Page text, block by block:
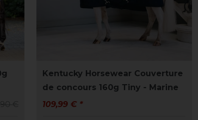
Kentucky Horsewear Couverture
de concours 160g Tiny - Marine
109,99 € *